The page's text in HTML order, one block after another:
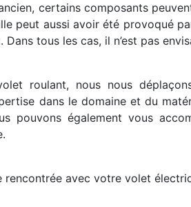
certains composants
peut aussi avoir été provoqué
tous les cas, il n’est pas
roulant, nous nous
dans le domaine et du
pouvons également vous
avec votre volet